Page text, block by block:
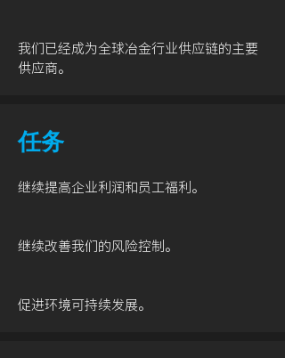
我们已经成为全球冶金行业供应链的主要
供应商。
任务
继续提高企业利润和员工福利。
继续改善我们的风险控制。
促进环境可持续发展。